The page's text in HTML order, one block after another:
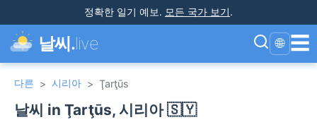
정확한 일기 예보. 모든 국가 보기.
날씨.live 🌐 ☰
다른 > 시리아 > Ţarţūs
날씨 in Ţarţūs, 시리아 🇸🇾